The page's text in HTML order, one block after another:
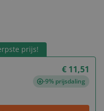
prijs!
€ 11,51
-9% prijsdaling